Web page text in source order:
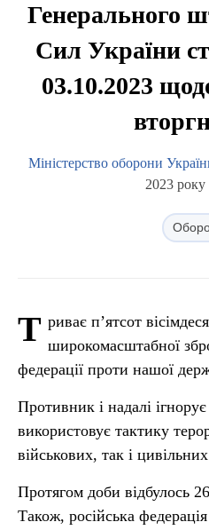
Генерального
Сил України
03.10.2023
Міністерство оборони
2023
Т риває п’ятсот
широкомасштабної
федерації проти нашої
Противник і надалі
використовує тактику
військових, так і цивільних
Протягом доби відбулось
Також, російська